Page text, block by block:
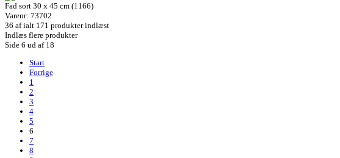
Fad sort 30 x 45 cm (1166)
Varenr: 73702
36 af ialt 171 produkter indlæst
Indlæs flere produkter
Side 6 ud af 18
Start
Forrige
1
2
3
4
5
6
7
8